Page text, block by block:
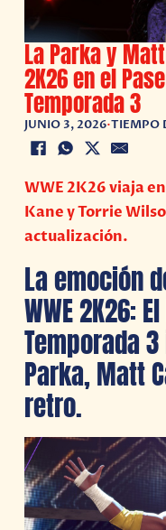
La Parka y
2K26 en el
Temporada 3
JUNIO 3, 2026•TIEMPO
WWE 2K26 viaja
Kane y Torrie
actualización.
La emoción
WWE 2K26:
Temporada
Parka, Matt
retro.